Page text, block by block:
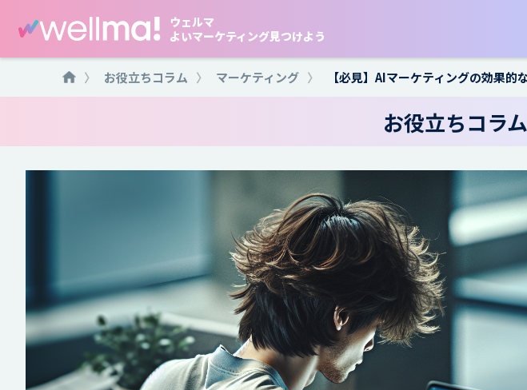
ウェルマ
よいマーケティング見つけよう
〉 お役立ちコラム 〉 マーケティング 〉 【必見】AIマーケティングの効果的
お役立ちコラム